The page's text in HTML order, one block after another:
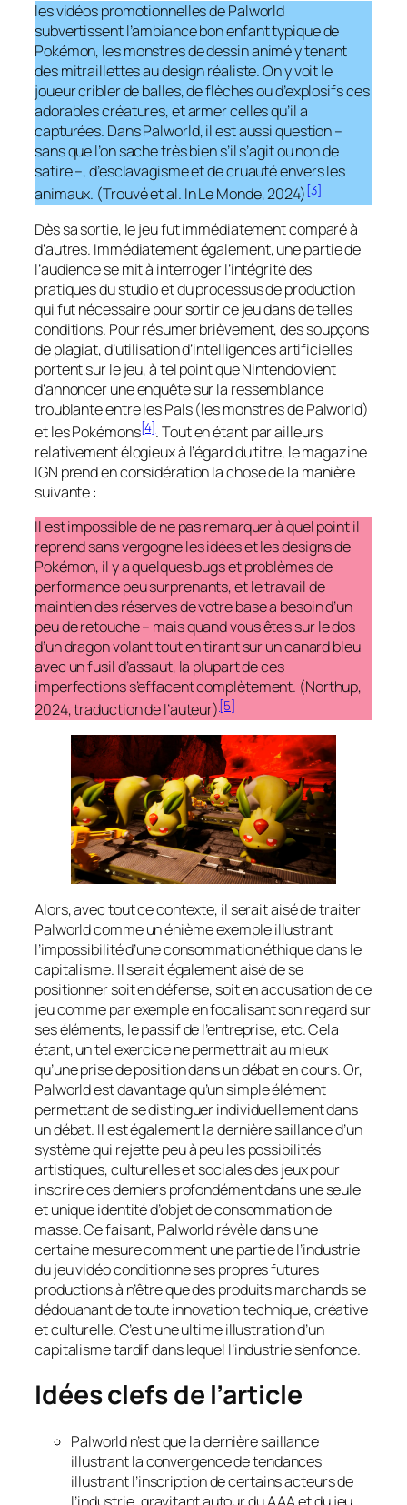
les vidéos promotionnelles de Palworld
subvertissent l’ambiance bon enfant typique de
Pokémon, les monstres de dessin animé y tenant
des mitraillettes au design réaliste. On y voit le
joueur cribler de balles, de flèches ou d’explosifs ces
adorables créatures, et armer celles qu’il a
capturées. Dans Palworld, il est aussi question –
sans que l’on sache très bien s’il s’agit ou non de
satire –, d’esclavagisme et de cruauté envers les
animaux. (Trouvéet al. InLe Monde, 2024)[3]
Dès sa sortie, le jeu fut immédiatement comparé à
d’autres. Immédiatement également, une partie de
l’audience se mit à interroger l’intégrité des
pratiques du studio et du processus de production
qui fut nécessaire pour sortir ce jeu dans de telles
conditions. Pour résumer brièvement, des soupçons
de plagiat, d’utilisation d’intelligences artificielles
portent sur le jeu, à tel point que Nintendo vient
d’annoncer une enquête sur la ressemblance
troublante entre les Pals (les monstres dePalworld)
et les Pokémons[4]. Tout en étant par ailleurs
relativement élogieux à l’égard du titre, le magazine
IGN prend en considération la chose de la manière
suivante :
Il est impossible de ne pas remarquer à quel point il
reprend sans vergogne les idées et les designs de
Pokémon, il y a quelques bugs et problèmes de
performance peu surprenants, et le travail de
maintien des réserves de votre base a besoin d’un
peu de retouche – mais quand vous êtes sur le dos
d’un dragon volant tout en tirant sur un canard bleu
avec un fusil d’assaut, la plupart de ces
imperfections s’effacent complètement. (Northup,
2024, traduction de l’auteur)[5]
Alors, avec tout ce contexte, il serait aisé de traiter
Palworldcomme un énième exemple illustrant
l’impossibilité d’une consommation éthique dans le
capitalisme. Il serait également aisé de se
positionner soit en défense, soit en accusation de ce
jeu comme par exemple en focalisant son regard sur
ses éléments, le passif de l’entreprise, etc. Cela
étant, un tel exercice ne permettrait au mieux
qu’une prise de position dans un débat en cours. Or,
Palworldest davantage qu’un simple élément
permettant de se distinguer individuellement dans
un débat. Il est également la dernière saillance d’un
système qui rejette peu à peu les possibilités
artistiques, culturelles et sociales des jeux pour
inscrire ces derniers profondément dans une seule
et unique identité d’objet de consommation de
masse. Ce faisant, Palworldrévèle dans une
certaine mesure comment une partie de l’industrie
du jeu vidéo conditionne ses propres futures
productions à n’être que des produits marchands se
dédouanant de toute innovation technique, créative
et culturelle. C’est une ultime illustration d’un
capitalisme tardif dans lequel l’industrie s’enfonce.
Idées clefs de l’article
Palworldn’est que la dernière saillance
illustrant la convergence de tendances
illustrant l’inscription de certains acteurs de